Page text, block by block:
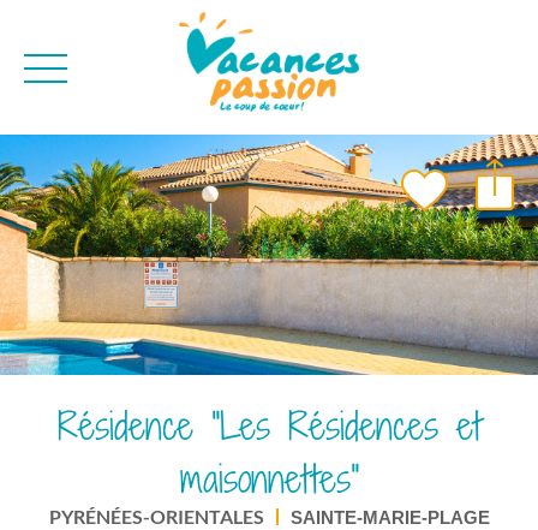
CAMPAGNE
MER
MONTAGNE
VILLES
ENVIE D'AILLEURS
BONS PLANS
QUI SOMMES-
BLOG
BROCHURES
NEWSLETTER
Résidence "Les Résidences et
maisonnettes"
PYRÉNÉES-ORIENTALES SAINTE-MARIE-PLAGE